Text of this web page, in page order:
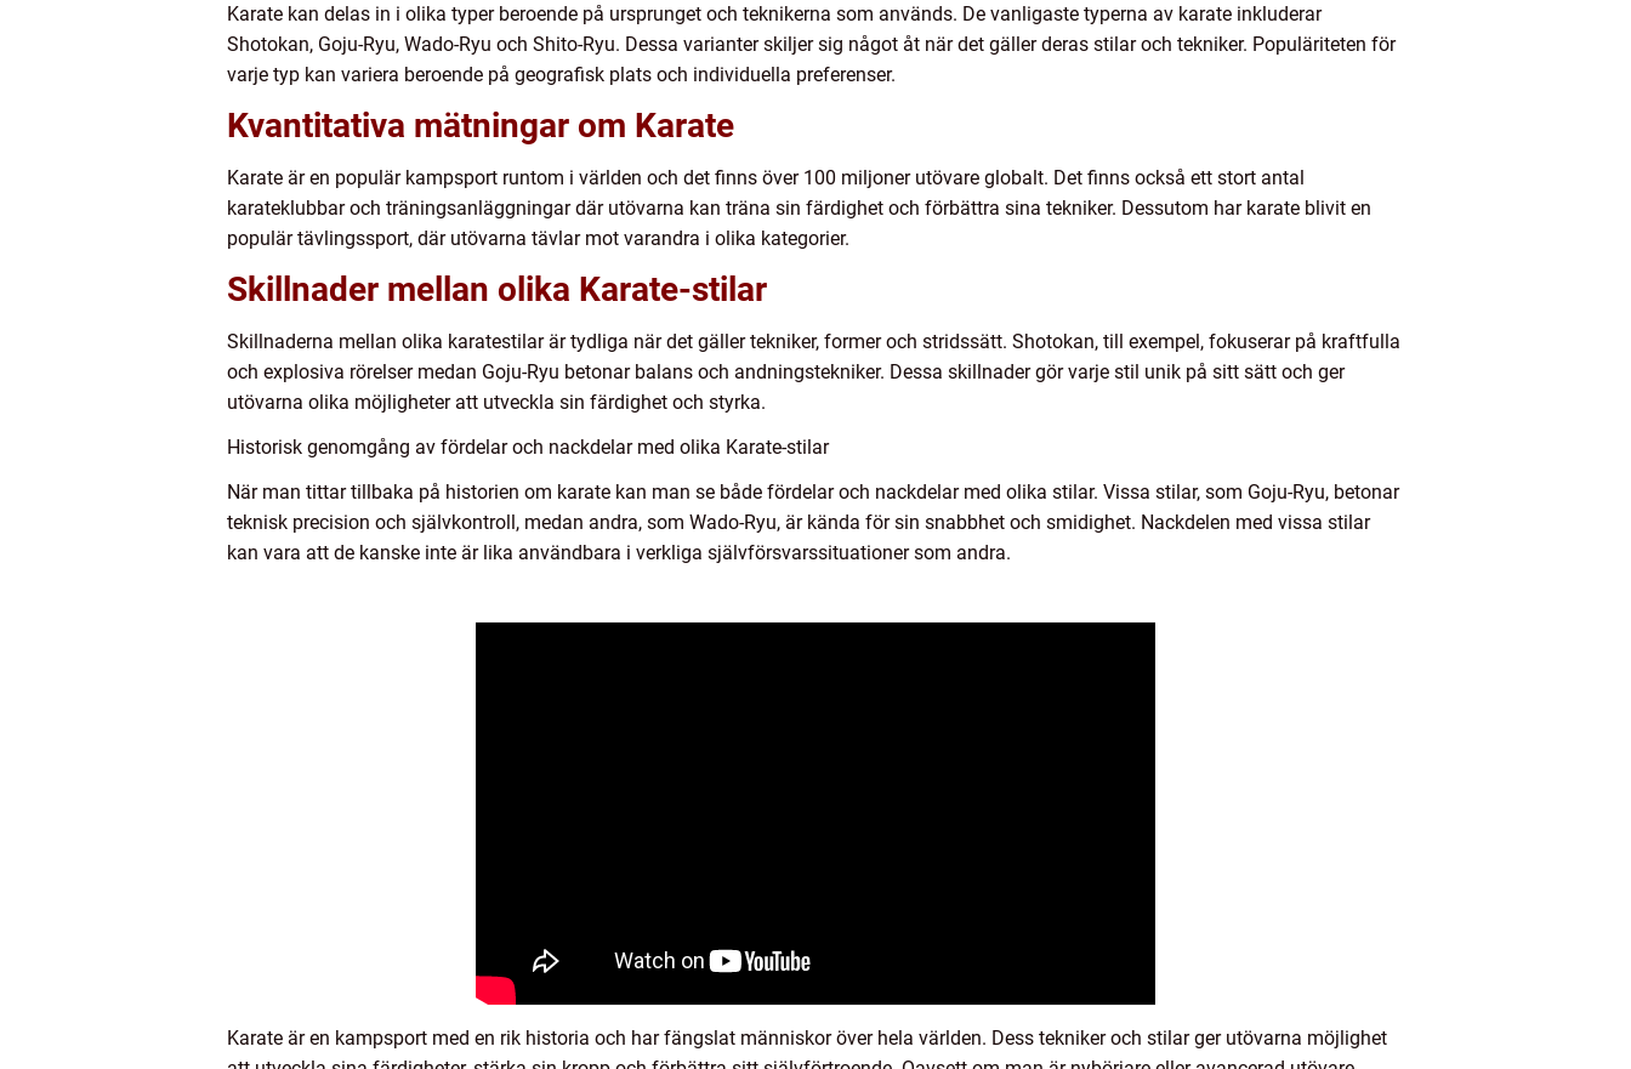
Karate kan delas in i olika typer beroende på ursprunget och teknikerna som används. De vanligaste typerna av karate inkluderar
Shotokan, Goju-Ryu, Wado-Ryu och Shito-Ryu. Dessa varianter skiljer sig något åt när det gäller deras stilar och tekniker. Populäriteten för
varje typ kan variera beroende på geografisk plats och individuella preferenser.
Kvantitativa mätningar om Karate
Karate är en populär kampsport runtom i världen och det finns över 100 miljoner utövare globalt. Det finns också ett stort antal
karateklubbar och träningsanläggningar där utövarna kan träna sin färdighet och förbättra sina tekniker. Dessutom har karate blivit en
populär tävlingssport, där utövarna tävlar mot varandra i olika kategorier.
Skillnader mellan olika Karate-stilar
Skillnaderna mellan olika karatestilar är tydliga när det gäller tekniker, former och stridssätt. Shotokan, till exempel, fokuserar på kraftfulla
och explosiva rörelser medan Goju-Ryu betonar balans och andningstekniker. Dessa skillnader gör varje stil unik på sitt sätt och ger
utövarna olika möjligheter att utveckla sin färdighet och styrka.
Historisk genomgång av fördelar och nackdelar med olika Karate-stilar
När man tittar tillbaka på historien om karate kan man se både fördelar och nackdelar med olika stilar. Vissa stilar, som Goju-Ryu, betonar
teknisk precision och självkontroll, medan andra, som Wado-Ryu, är kända för sin snabbhet och smidighet. Nackdelen med vissa stilar
kan vara att de kanske inte är lika användbara i verkliga självförsvarssituationer som andra.
Karate är en kampsport med en rik historia och har fängslat människor över hela världen. Dess tekniker och stilar ger utövarna möjlighet